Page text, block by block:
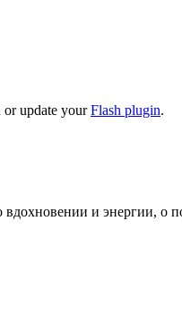
or update yourFlash plugin.
и энергии,